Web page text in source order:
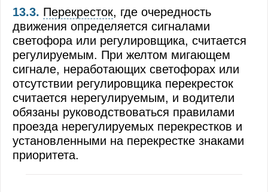
Движение через железнодорожные пути
Движение по автомагистралям
Движение в жилых зонах
Приоритет маршрутных транспортных
Пользование внешними световыми
Буксировка механических транспортных
Учебная езда
13.3. Перекресток, где очередность
движения определяется сигналами
светофора или регулировщика, считается
регулируемым. При желтом мигающем
сигнале, неработающих светофорах или
отсутствии регулировщика перекресток
считается нерегулируемым, и водители
обязаны руководствоваться правилами
проезда нерегулируемых перекрестков и
установленными на перекрестке знаками
приоритета.